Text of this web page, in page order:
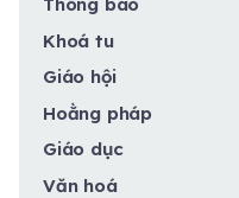
Khoá tu
Giáo hội
Hoằng pháp
Giáo dục
Văn hoá